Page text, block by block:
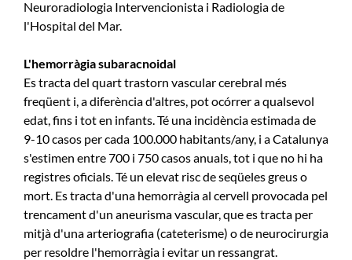
Neuroradiologia Intervencionista i Radiologia de
l'Hospital del Mar.
L'hemorràgia subaracnoidal
Es tracta del quart trastorn vascular cerebral més
freqüent i, a diferència d'altres, pot ocórrer a qualsevol
edat, fins i tot en infants. Té una incidència estimada de
9-10 casos per cada 100.000 habitants/any, i a Catalunya
s'estimen entre 700 i 750 casos anuals, tot i que no hi ha
registres oficials. Té un elevat risc de seqüeles greus o
mort. Es tracta d'una hemorràgia al cervell provocada pel
trencament d'un aneurisma vascular, que es tracta per
mitjà d'una arteriografia (cateterisme) o de neurocirurgia
per resoldre l'hemorràgia i evitar un ressangrat.